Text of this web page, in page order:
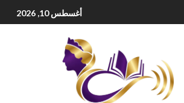
أغسطس 10, 2026